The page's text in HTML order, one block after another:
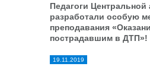
Педагоги
разработали особую
преподавания
пострадавшим в ДТП»!
19.11.2019